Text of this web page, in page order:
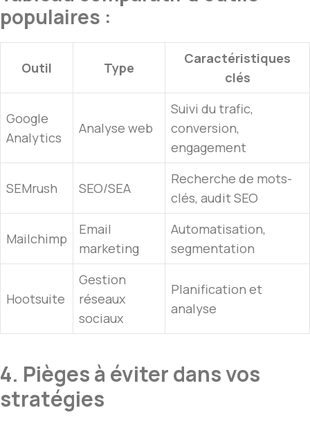
populaires :
Outil Type
Caractéristiques
clés
Google
Analytics
Analyse web
Suivi du trafic,
conversion,
engagement
SEMrush SEO/SEA
Recherche de mots-
clés, audit SEO
Mailchimp
Email
marketing
Automatisation,
segmentation
Hootsuite
Gestion
réseaux
sociaux
Planification et
analyse
4. Pièges à éviter dans vos
stratégies